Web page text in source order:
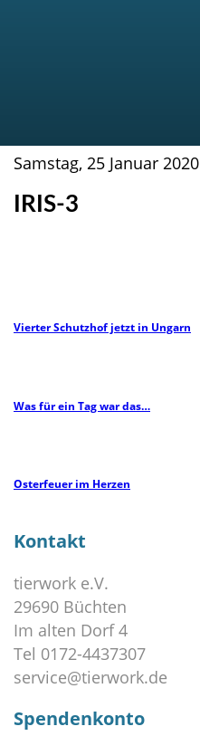
Samstag, 25 Januar 2020
IRIS-3
Vierter Schutzhof jetzt in Ungarn
Was für ein Tag war das…
Osterfeuer im Herzen
Kontakt
tierwork e.V.
29690 Büchten
Im alten Dorf 4
Tel 0172-4437307
service@tierwork.de
Spendenkonto